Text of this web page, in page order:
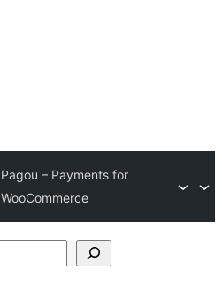
Pagou – Payments for
WooCommerce